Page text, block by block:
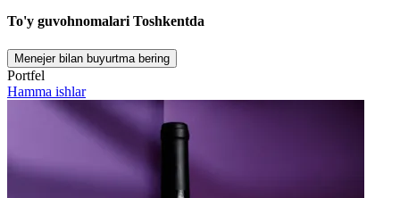
To'y guvohnomalari Toshkentda
Menejer bilan buyurtma bering
Portfel
Hamma ishlar